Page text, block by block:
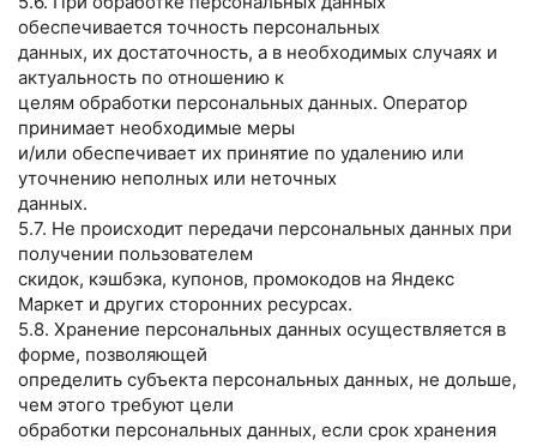
обеспечивается точность персональных
данных, их достаточность, а в необходимых случаях и
актуальность по отношению к
целям обработки персональных данных. Оператор
принимает необходимые меры
и/или обеспечивает их принятие по удалению или
уточнению неполных или неточных
данных.
5.7. Не происходит передачи персональных данных при
получении пользователем
скидок, кэшбэка, купонов, промокодов на Яндекс
Маркет и других сторонних ресурсах.
5.8. Хранение персональных данных осуществляется в
форме, позволяющей
определить субъекта персональных данных, не дольше,
чем этого требуют цели
обработки персональных данных, если срок хранения